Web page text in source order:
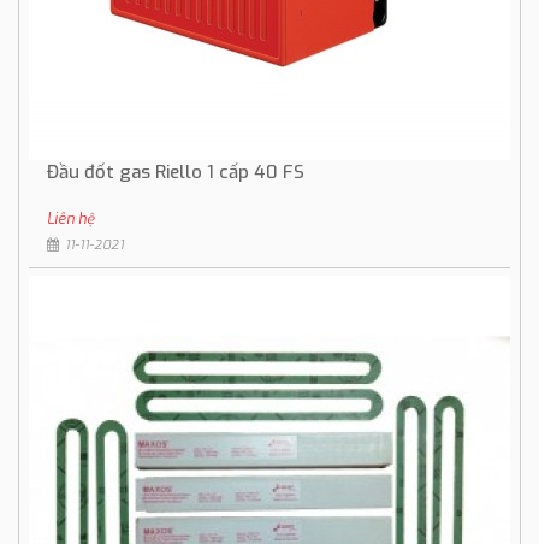
Đầu đốt gas Riello 1 cấp 40 FS
Liên hệ
11-11-2021